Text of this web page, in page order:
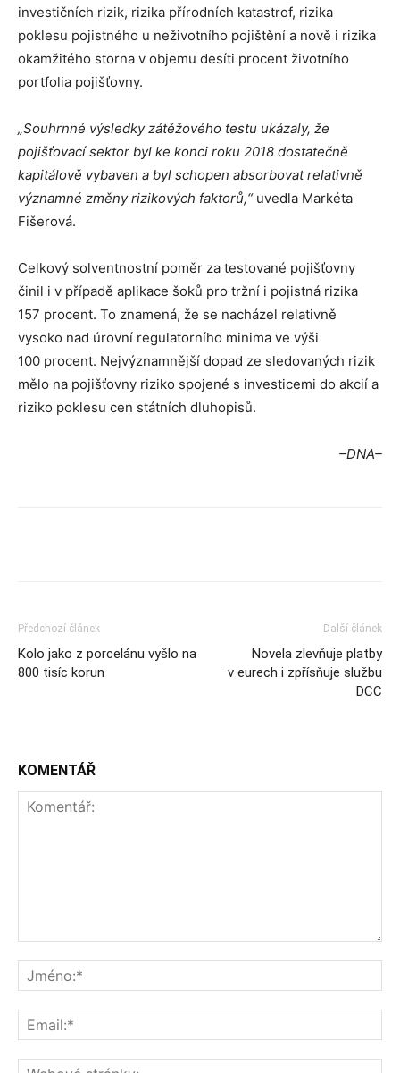
investičních rizik, rizika přírodních katastrof, rizika
poklesu pojistného u neživotního pojištění a nově i rizika
okamžitého storna v objemu desíti procent životního
portfolia pojišťovny.
„Souhrnné výsledky zátěžového testu ukázaly, že
pojišťovací sektor byl ke konci roku 2018 dostatečně
kapitálově vybaven a byl schopen absorbovat relativně
významné změny rizikových faktorů,“ uvedla Markéta
Fišerová.
Celkový solventnostní poměr za testované pojišťovny
činil i v případě aplikace šoků pro tržní i pojistná rizika
157 procent. To znamená, že se nacházel relativně
vysoko nad úrovní regulatorního minima ve výši
100 procent. Nejvýznamnější dopad ze sledovaných rizik
mělo na pojišťovny riziko spojené s investicemi do akcií a
riziko poklesu cen státních dluhopisů.
–DNA–
Předchozí článek
Kolo jako z porcelánu vyšlo na
800 tisíc korun
Další článek
Novela zlevňuje platby
v eurech i zpřísňuje službu
DCC
KOMENTÁŘ